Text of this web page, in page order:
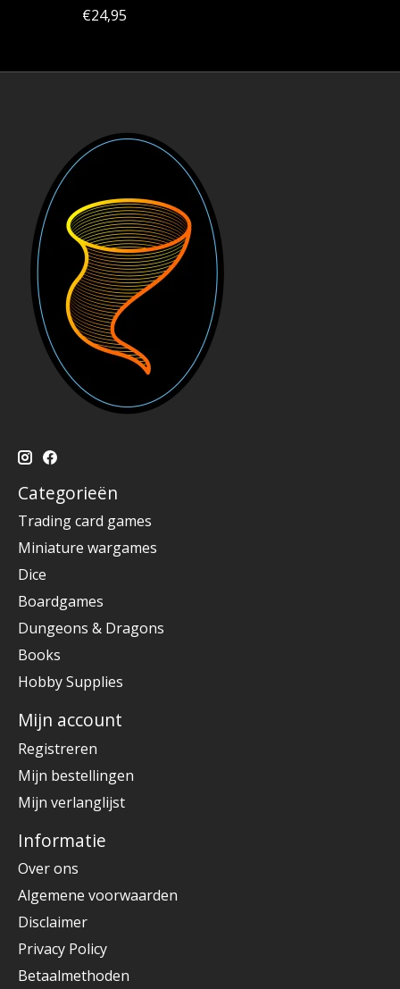
€24,95
Categorieën
Trading card games
Miniature wargames
Dice
Boardgames
Dungeons & Dragons
Books
Hobby Supplies
Mijn account
Registreren
Mijn bestellingen
Mijn verlanglijst
Informatie
Over ons
Algemene voorwaarden
Disclaimer
Privacy Policy
Betaalmethoden